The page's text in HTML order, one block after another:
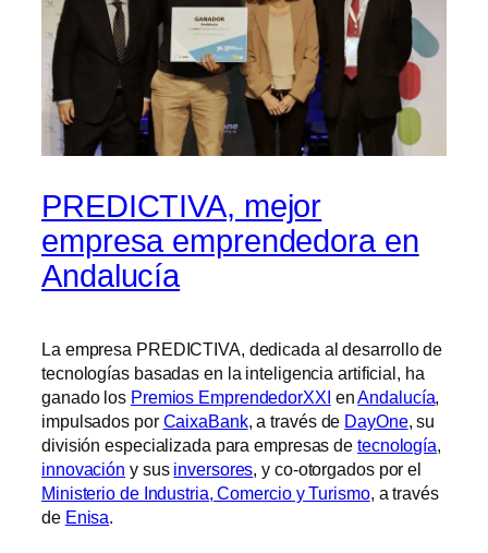
PREDICTIVA, mejor
empresa emprendedora en
Andalucía
La empresa PREDICTIVA, dedicada al desarrollo de
tecnologías basadas en la inteligencia artificial, ha
ganado los Premios EmprendedorXXI enAndalucía,
impulsados por CaixaBank, a través de DayOne, su
división especializada para empresas de tecnología,
innovación y sus inversores, y co-otorgados por el
Ministerio de Industria, Comercio y Turismo, a través
de Enisa.